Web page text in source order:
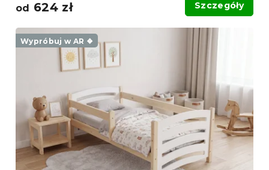
od 624 zł Szczegóły
Wypróbuj w AR ❖